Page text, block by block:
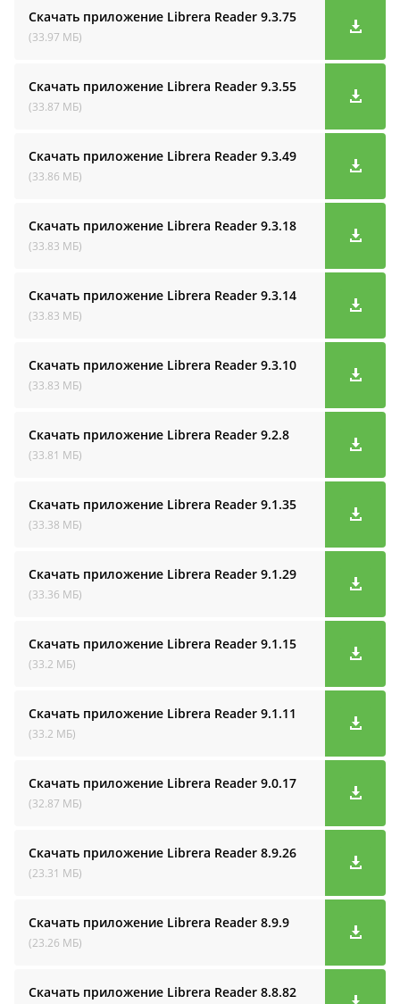
Скачать приложение Librera Reader 9.3.75
(33.97 МБ)
Скачать приложение Librera Reader 9.3.55
(33.87 МБ)
Скачать приложение Librera Reader 9.3.49
(33.86 МБ)
Скачать приложение Librera Reader 9.3.18
(33.83 МБ)
Скачать приложение Librera Reader 9.3.14
(33.83 МБ)
Скачать приложение Librera Reader 9.3.10
(33.83 МБ)
Скачать приложение Librera Reader 9.2.8
(33.81 МБ)
Скачать приложение Librera Reader 9.1.35
(33.38 МБ)
Скачать приложение Librera Reader 9.1.29
(33.36 МБ)
Скачать приложение Librera Reader 9.1.15
(33.2 МБ)
Скачать приложение Librera Reader 9.1.11
(33.2 МБ)
Скачать приложение Librera Reader 9.0.17
(32.87 МБ)
Скачать приложение Librera Reader 8.9.26
(23.31 МБ)
Скачать приложение Librera Reader 8.9.9
(23.26 МБ)
Скачать приложение Librera Reader 8.8.82